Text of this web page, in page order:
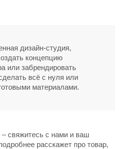
дизайн-студия,
концепцию
или забрендировать
всё с нуля или
материалами.
свяжитесь с нами и ваш
расскажет про товар,